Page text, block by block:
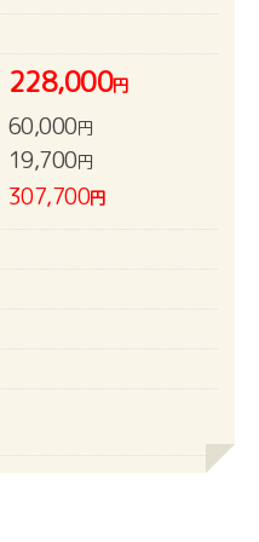
228,000円
60,000円
19,700円
307,700円